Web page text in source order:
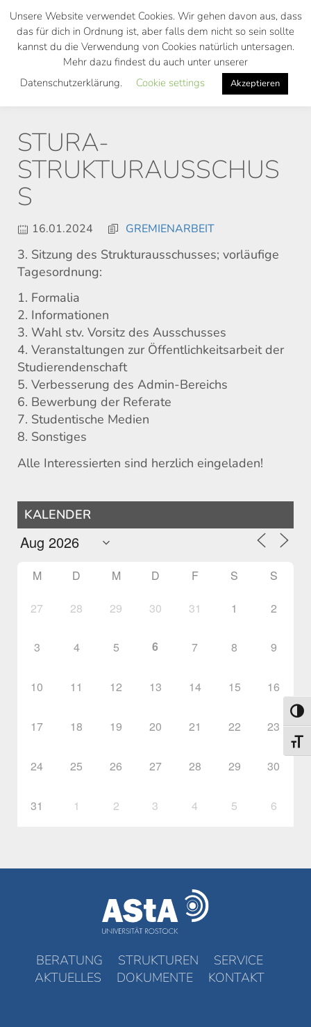
Skip
main
STURA-
STRUKTURAUSSCHUS
S
16.01.2024 GREMIENARBEIT
3. Sitzung des Strukturausschusses; vorläufige
Tagesordnung:
1. Formalia
2. Informationen
3. Wahl stv. Vorsitz des Ausschusses
4. Veranstaltungen zur Öffentlichkeitsarbeit der
Studierendenschaft
5. Verbesserung des Admin-Bereichs
6. Bewerbung der Referate
7. Studentische Medien
8. Sonstiges
Alle Interessierten sind herzlich eingeladen!
KALENDER
M D M D F S S
27 28 29 30 31 1 2
3 4 5 6 7 8 9
10 11 12 13 14 15 16
17 18 19 20 21 22 23
24 25 26 27 28 29 30
31 1 2 3 4 5 6
BERATUNG STRUKTUREN
SERVICE
AKTUELLES
DOKUMENTE KONTAKT
Unsere Website verwendet Cookies. Wir gehen davon aus, dass
das für dich in Ordnung ist, aber falls dem nicht so sein sollte
kannst du die Verwendung von Cookies natürlich untersagen.
Mehr dazu findest du auch unter unserer
Datenschutzerklärung.
Cookie settings Akzeptieren